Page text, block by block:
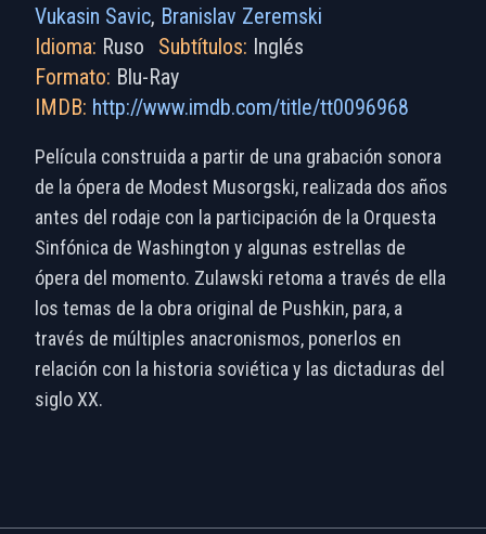
Vukasin Savic, Branislav Zeremski
Idioma: Ruso Subtítulos: Inglés
Formato: Blu-Ray
IMDB: http://www.imdb.com/title/tt0096968
Película construida a partir de una grabación sonora
de la ópera de Modest Musorgski, realizada dos años
antes del rodaje con la participación de la Orquesta
Sinfónica de Washington y algunas estrellas de
ópera del momento. Zulawski retoma a través de ella
los temas de la obra original de Pushkin, para, a
través de múltiples anacronismos, ponerlos en
relación con la historia soviética y las dictaduras del
siglo XX.